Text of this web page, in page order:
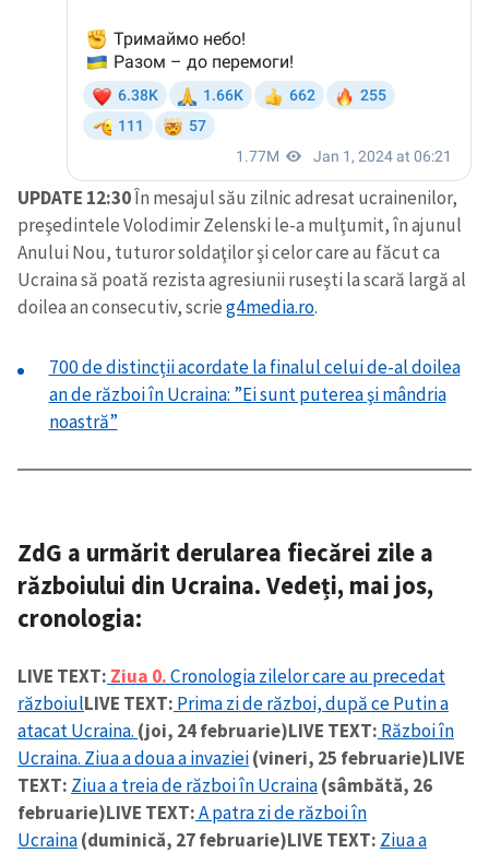
UPDATE 12:30În mesajul său zilnic adresat ucrainenilor,
preşedintele Volodimir Zelenski le-a mulţumit, în ajunul
Anului Nou, tuturor soldaţilor şi celor care au făcut ca
Ucraina să poată rezista agresiunii ruseşti la scară largă al
doilea an consecutiv, scrieg4media.ro.
700 de distincții acordate la finalul celui de-al doilea
an de război în Ucraina: ”Ei sunt puterea şi mândria
noastră”
ZdG a urmărit derularea fiecărei zile a
războiului din Ucraina. Vedeți, mai jos,
cronologia:
LIVE TEXT: Ziua 0.Cronologia zilelor care au precedat
războiulLIVE TEXT: Prima zi de război, după ce Putin a
atacat Ucraina. (joi, 24 februarie)LIVE TEXT: Război în
Ucraina. Ziua a doua a invaziei(vineri, 25 februarie)LIVE
TEXT: Ziua a treia de război în Ucraina(sâmbătă, 26
februarie)LIVE TEXT:A patra zi de război în
Ucraina(duminică, 27 februarie)LIVE TEXT: Ziua a